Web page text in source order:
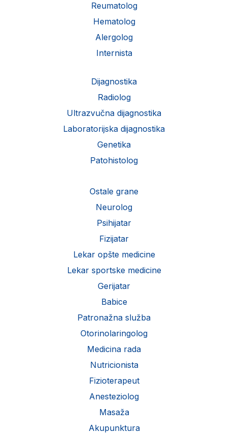
Reumatolog
Hematolog
Alergolog
Internista
Dijagnostika
Radiolog
Ultrazvučna dijagnostika
Laboratorijska dijagnostika
Genetika
Patohistolog
Ostale grane
Neurolog
Psihijatar
Fizijatar
Lekar opšte medicine
Lekar sportske medicine
Gerijatar
Babice
Patronažna služba
Otorinolaringolog
Medicina rada
Nutricionista
Fizioterapeut
Anesteziolog
Masaža
Akupunktura